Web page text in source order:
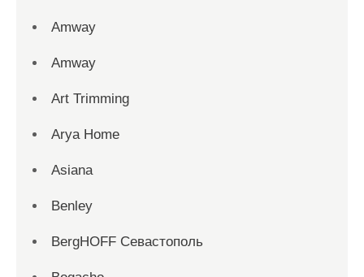
Amway
Amway
Art Trimming
Arya Home
Asiana
Benley
BergHOFF Севастополь